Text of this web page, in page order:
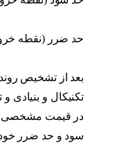
حد ضرر (نقطه
بعد از تشخیص روند
تکنیکال و بنیادی و
در قیمت مشخصی
سود و حد ضرر